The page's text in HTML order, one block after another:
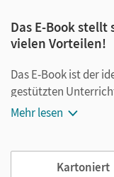
Das E-Book
vielen Vorteilen!
Das E-Book ist der
gestützten
Rucksäcke und ist
Notizen
Mehr lesen
Kartoniert